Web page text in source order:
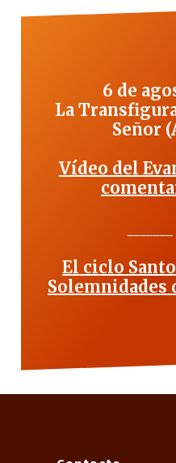
6 de
La
Señor
Vídeo del
El ciclo
Solemnidades